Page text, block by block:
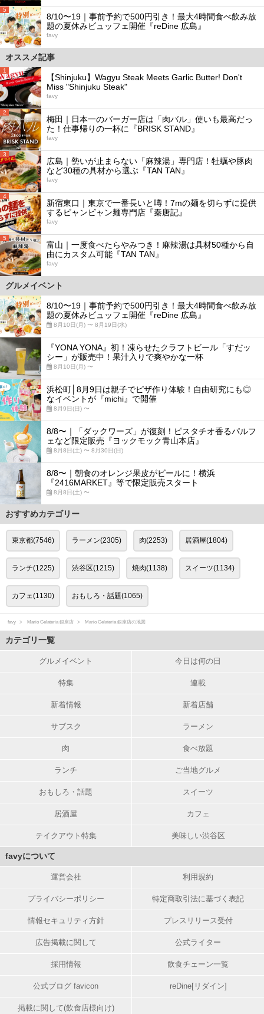
5
8/10〜19｜事前予約で500円引き！最大4時間食べ飲み放
題の夏休みビュッフェ開催『reDine 広島』
favy
オススメ記事
1
【Shinjuku】Wagyu Steak Meets Garlic Butter! Don't
Miss "Shinjuku Steak"
favy
2
梅田｜日本一のバーガー店は「肉バル」使いも最高だっ
た！仕事帰りの一杯に『BRISK STAND』
favy
3
広島｜勢いが止まらない「麻辣湯」専門店！牡蠣や豚肉
など30種の具材から選ぶ『TAN TAN』
favy
4
新宿東口｜東京で一番長いと噂！7mの麺を切らずに提供
するビャンビャン麺専門店『秦唐記』
favy
5
富山｜一度食べたらやみつき！麻辣湯は具材50種から自
由にカスタム可能『TAN TAN』
favy
グルメイベント
8/10〜19｜事前予約で500円引き！最大4時間食べ飲み放
題の夏休みビュッフェ開催『reDine 広島』
8月10日(月) 〜 8月19日(水)
『YONA YONA』初！凍らせたクラフトビール「すだッ
シー」が販売中！果汁入りで爽やかな一杯
8月10日(月) 〜
浜松町│8月9日は親子でピザ作り体験！自由研究にも◎
なイベントが『michi』で開催
8月9日(日) 〜
8/8〜｜「ダックワーズ」が復刻！ピスタチオ香るパルフ
ェなど限定販売『ヨックモック青山本店』
8月8日(土) 〜 8月30日(日)
8/8〜｜朝食のオレンジ果皮がビールに！横浜
『2416MARKET』等で限定販売スタート
8月8日(土) 〜
おすすめカテゴリー
東京都(7546) ラーメン(2305) 肉(2253) 居酒屋(1804)
ランチ(1225) 渋谷区(1215) 焼肉(1138) スイーツ(1134)
カフェ(1130) おもしろ・話題(1065)
favy Mario Gelateria 銀座店 Mario Gelateria 銀座店の地図
カテゴリ一覧
グルメイベント 今日は何の日
特集 連載
新着情報 新着店舗
サブスク ラーメン
肉 食べ放題
ランチ ご当地グルメ
おもしろ・話題 スイーツ
居酒屋 カフェ
テイクアウト特集 美味しい渋谷区
favyについて
運営会社 利用規約
プライバシーポリシー 特定商取引法に基づく表記
情報セキュリティ方針 プレスリリース受付
広告掲載に関して 公式ライター
採用情報 飲食チェーン一覧
公式ブログ favicon reDine[リダイン]
掲載に関して(飲食店様向け)